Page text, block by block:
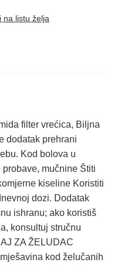
na listu želja
filter vrećica, Biljna
dodatak prehrani
Kod bolova u
mučnine Štiti
kiseline Koristiti
dozi. Dodatak
ishranu; ako koristiš
konsultuj stručnu
ZA ŽELUDAC
kod želučanih